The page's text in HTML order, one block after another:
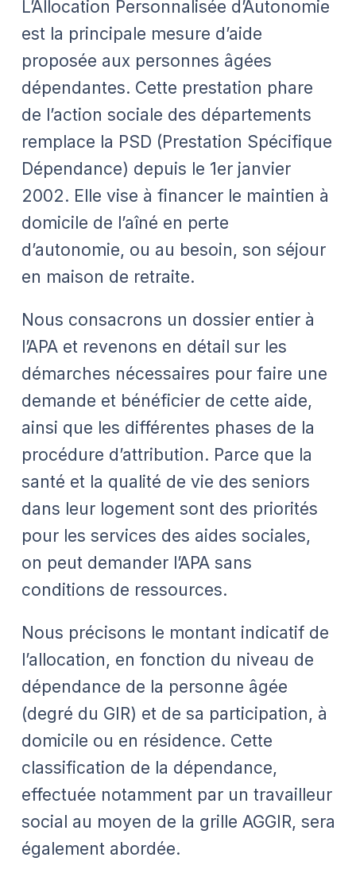
L’Allocation Personnalisée d’Autonomie
est la principale mesure d’aide
proposée aux personnes âgées
dépendantes. Cette prestation phare
de l’action sociale des départements
remplace la PSD (Prestation Spécifique
Dépendance) depuis le 1er janvier
2002. Elle vise à financer le maintien à
domicile de l’aîné en perte
d’autonomie, ou au besoin, son séjour
en maison de retraite.
Nous consacrons un dossier entier à
l’APA et revenons en détail sur les
démarches nécessaires pour faire une
demande et bénéficier de cette aide,
ainsi que les différentes phases de la
procédure d’attribution. Parce que la
santé et la qualité de vie des seniors
dans leur logement sont des priorités
pour les services des aides sociales,
on peut demander l’APA sans
conditions de ressources.
Nous précisons le montant indicatif de
l’allocation, en fonction du niveau de
dépendance de la personne âgée
(degré du GIR) et de sa participation, à
domicile ou en résidence. Cette
classification de la dépendance,
effectuée notamment par un travailleur
social au moyen de la grille AGGIR, sera
également abordée.